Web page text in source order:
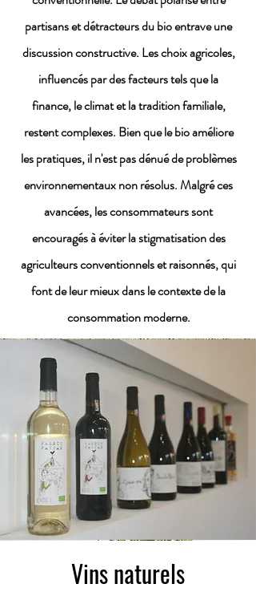
partisans et détracteurs du bio entrave une
discussion constructive. Les choix agricoles,
influencés par des facteurs tels que la
finance, le climat et la tradition familiale,
restent complexes. Bien que le bio améliore
les pratiques, il n'est pas dénué de problèmes
environnementaux non résolus. Malgré ces
avancées, les consommateurs sont
encouragés à éviter la stigmatisation des
agriculteurs conventionnels et raisonnés, qui
font de leur mieux dans le contexte de la
consommation moderne.
Vins naturels